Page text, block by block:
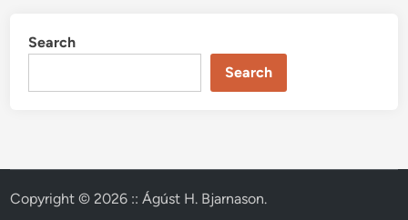
Search
Search
Copyright © 2026 :: Ágúst H. Bjarnason.